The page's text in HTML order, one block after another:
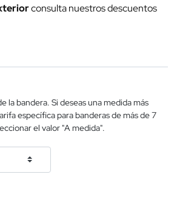
consulta nuestros descuentos
la bandera. Si deseas una medida más
específica para banderas de más de 7
el valor "A medida".